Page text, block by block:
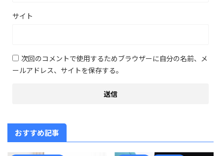
サイト
次回のコメントで使用するためブラウザーに自分の名前、メ
ールアドレス、サイトを保存する。
おすすめ記事